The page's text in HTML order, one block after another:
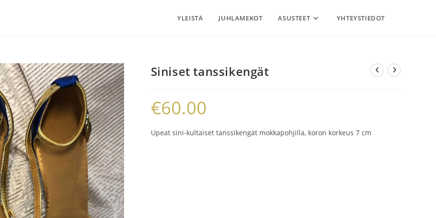
YLEISTÄ JUHLAMEKOT ASUSTEET YHTEYSTIEDOT
Siniset tanssikengät
€60.00
Upeat sini-kultaiset tanssikengät mokkapohjilla, koron korkeus 7 cm